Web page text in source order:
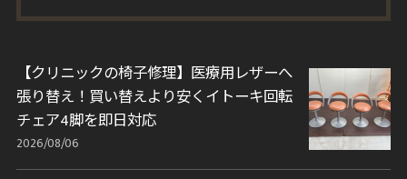
【クリニックの椅子修理】医療用レザーへ
張り替え！買い替えより安くイトーキ回転
チェア4脚を即日対応
2026/08/06